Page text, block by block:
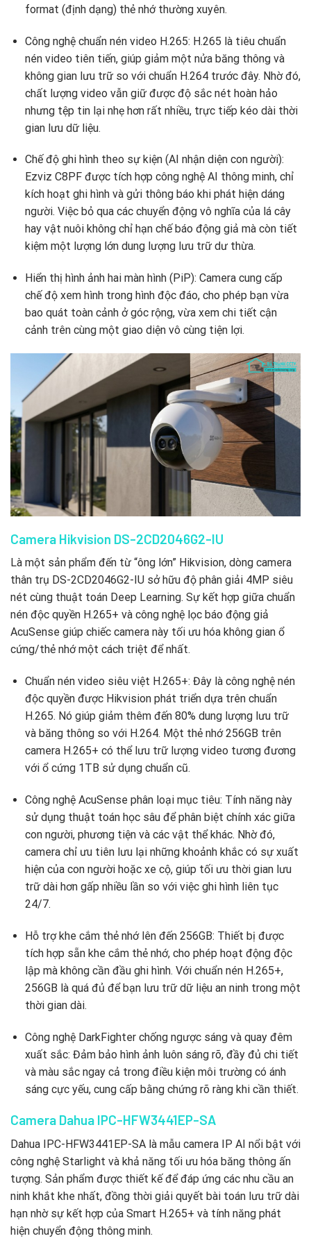
format (định dạng) thẻ nhớ thường xuyên.
Công nghệ chuẩn nén video H.265: H.265 là tiêu chuẩn
nén video tiên tiến, giúp giảm một nửa băng thông và
không gian lưu trữ so với chuẩn H.264 trước đây. Nhờ đó,
chất lượng video vẫn giữ được độ sắc nét hoàn hảo
nhưng tệp tin lại nhẹ hơn rất nhiều, trực tiếp kéo dài thời
gian lưu dữ liệu.
Chế độ ghi hình theo sự kiện (AI nhận diện con người):
Ezviz C8PF được tích hợp công nghệ AI thông minh, chỉ
kích hoạt ghi hình và gửi thông báo khi phát hiện dáng
người. Việc bỏ qua các chuyển động vô nghĩa của lá cây
hay vật nuôi không chỉ hạn chế báo động giả mà còn tiết
kiệm một lượng lớn dung lượng lưu trữ dư thừa.
Hiển thị hình ảnh hai màn hình (PiP): Camera cung cấp
chế độ xem hình trong hình độc đáo, cho phép bạn vừa
bao quát toàn cảnh ở góc rộng, vừa xem chi tiết cận
cảnh trên cùng một giao diện vô cùng tiện lợi.
Camera Hikvision DS-2CD2046G2-IU
Là một sản phẩm đến từ “ông lớn” Hikvision, dòng camera
thân trụ DS-2CD2046G2-IU sở hữu độ phân giải 4MP siêu
nét cùng thuật toán Deep Learning. Sự kết hợp giữa chuẩn
nén độc quyền H.265+ và công nghệ lọc báo động giả
AcuSense giúp chiếc camera này tối ưu hóa không gian ổ
cứng/thẻ nhớ một cách triệt để nhất.
Chuẩn nén video siêu việt H.265+: Đây là công nghệ nén
độc quyền được Hikvision phát triển dựa trên chuẩn
H.265. Nó giúp giảm thêm đến 80% dung lượng lưu trữ
và băng thông so với H.264. Một thẻ nhớ 256GB trên
camera H.265+ có thể lưu trữ lượng video tương đương
với ổ cứng 1TB sử dụng chuẩn cũ.
Công nghệ AcuSense phân loại mục tiêu: Tính năng này
sử dụng thuật toán học sâu để phân biệt chính xác giữa
con người, phương tiện và các vật thể khác. Nhờ đó,
camera chỉ ưu tiên lưu lại những khoảnh khắc có sự xuất
hiện của con người hoặc xe cộ, giúp tối ưu thời gian lưu
trữ dài hơn gấp nhiều lần so với việc ghi hình liên tục
24/7.
Hỗ trợ khe cắm thẻ nhớ lên đến 256GB: Thiết bị được
tích hợp sẵn khe cắm thẻ nhớ, cho phép hoạt động độc
lập mà không cần đầu ghi hình. Với chuẩn nén H.265+,
256GB là quá đủ để bạn lưu trữ dữ liệu an ninh trong một
thời gian dài.
Công nghệ DarkFighter chống ngược sáng và quay đêm
xuất sắc: Đảm bảo hình ảnh luôn sáng rõ, đầy đủ chi tiết
và màu sắc ngay cả trong điều kiện môi trường có ánh
sáng cực yếu, cung cấp bằng chứng rõ ràng khi cần thiết.
Camera Dahua IPC-HFW3441EP-SA
Dahua IPC-HFW3441EP-SA là mẫu camera IP AI nổi bật với
công nghệ Starlight và khả năng tối ưu hóa băng thông ấn
tượng. Sản phẩm được thiết kế để đáp ứng các nhu cầu an
ninh khắt khe nhất, đồng thời giải quyết bài toán lưu trữ dài
hạn nhờ sự kết hợp của Smart H.265+ và tính năng phát
hiện chuyển động thông minh.